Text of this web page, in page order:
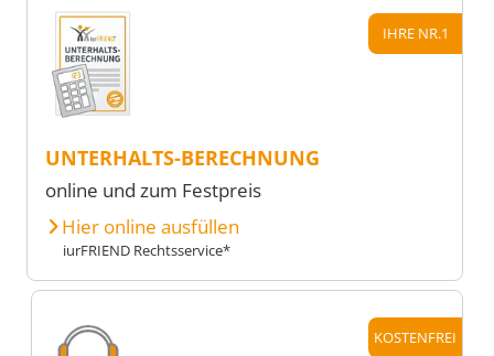
IHRE NR.1
UNTERHALTS-BERECHNUNG
online und zum Festpreis
Hier online ausfüllen
iurFRIEND Rechtsservice*
KOSTENFREI